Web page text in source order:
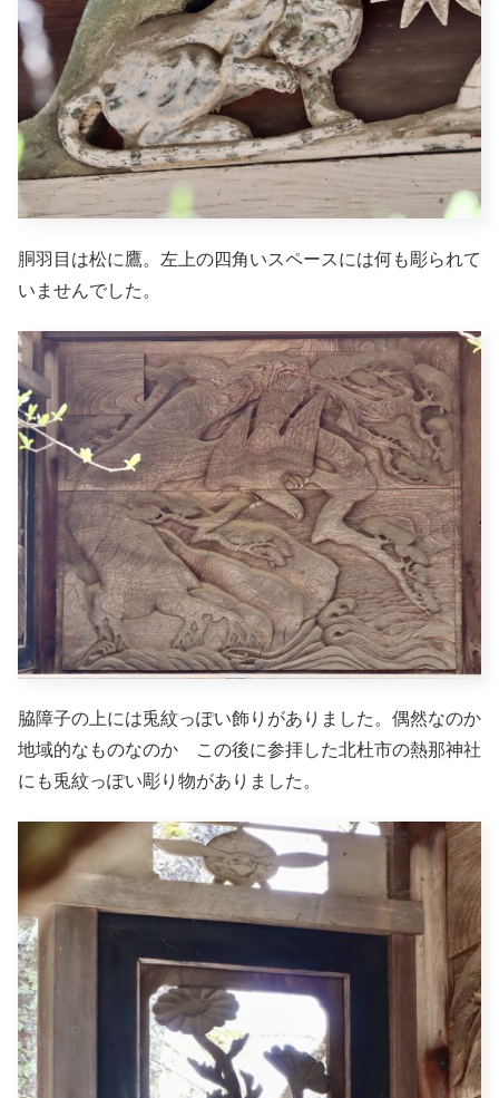
胴羽目は松に鷹。左上の四角いスペースには何も彫られて
いませんでした。
脇障子の上には兎紋っぽい飾りがありました。偶然なのか
地域的なものなのか この後に参拝した北杜市の熱那神社
にも兎紋っぽい彫り物がありました。